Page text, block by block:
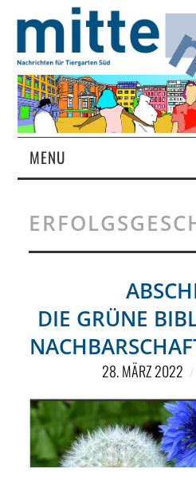
MENU
MAGAZIN
RUBRIKEN
NETZWERK
SPONSORING
KONTAKT
DIE GRÜNE
28. MÄRZ 2022